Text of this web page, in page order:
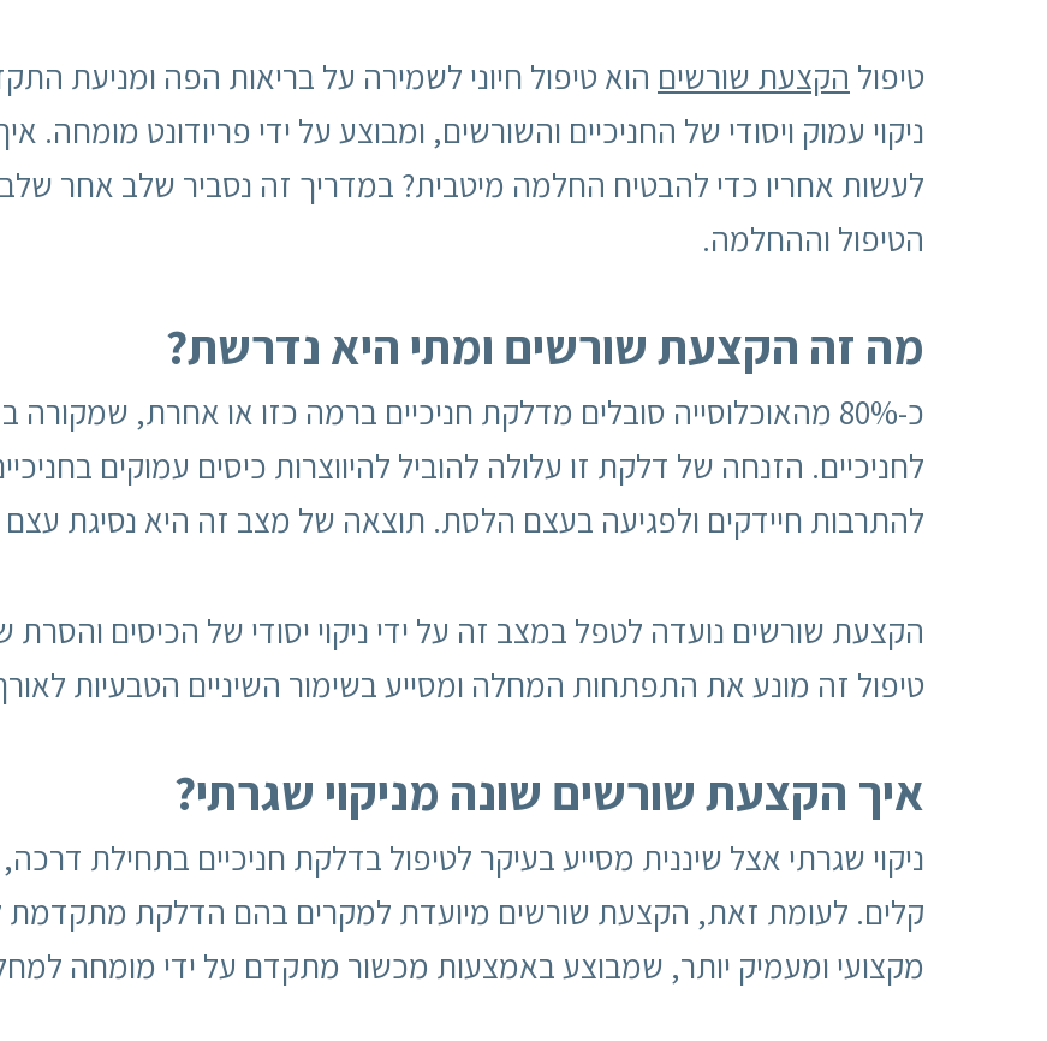
טיפול הקצעת שורשים הוא טיפול חיוני לשמירה על בריאות הפה ומניעת
ניקוי עמוק ויסודי של החניכיים והשורשים, ומבוצע על ידי פריודונט
לעשות אחריו כדי להבטיח החלמה מיטבית? במדריך זה נסביר שלב אחר
הטיפול וההחלמה.
מה זה הקצעת שורשים ומתי היא נדרשת?
כ-80% מהאוכלוסייה סובלים מדלקת חניכיים ברמה כזו או אחרת, שמקורה
לחניכיים. הזנחה של דלקת זו עלולה להוביל להיווצרות כיסים עמוקים
להתרבות חיידקים ולפגיעה בעצם הלסת. תוצאה של מצב זה היא נסיגת עצם
הקצעת שורשים נועדה לטפל במצב זה על ידי ניקוי יסודי של הכיסים
טיפול זה מונע את התפתחות המחלה ומסייע בשימור השיניים הטבעיות
איך הקצעת שורשים שונה מניקוי שגרתי?
ניקוי שגרתי אצל שיננית מסייע בעיקר לטיפול בדלקת חניכיים בתחילת
קלים. לעומת זאת, הקצעת שורשים מיועדת למקרים בהם הדלקת מתקדמת
מקצועי ומעמיק יותר, שמבוצע באמצעות מכשור מתקדם על ידי מומחה